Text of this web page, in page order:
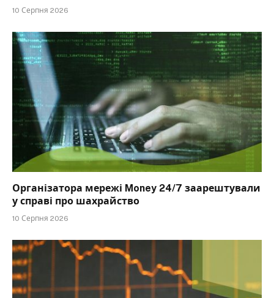
10 Серпня 2026
Організатора мережі Money 24/7 заарештували
у справі про шахрайство
10 Серпня 2026